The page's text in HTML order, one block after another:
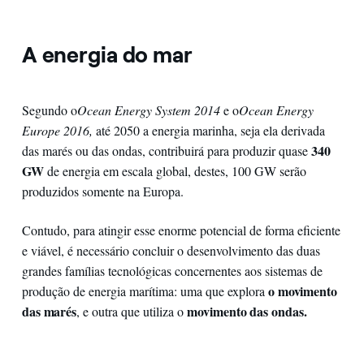
A energia do mar
Segundo oOcean Energy System 2014e oOcean Energy
Europe 2016, até 2050 a energia marinha, seja ela derivada
das marés ou das ondas, contribuirá para produzir quase340
GWde energia em escala global, destes, 100 GW serão
produzidos somente na Europa.
Contudo, para atingir esse enorme potencial de forma eficiente
e viável, é necessário concluir o desenvolvimento das duas
grandes famílias tecnológicas concernentes aos sistemas de
produção de energia marítima: uma que explora o movimento
das marés, e outra que utiliza omovimento das ondas.